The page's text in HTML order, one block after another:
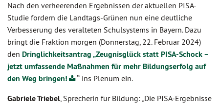
Nach den verheerenden Ergebnissen der aktuellen PISA-
Studie fordern die Landtags-Grünen nun eine deutliche
Verbesserung des veralteten Schulsystems in Bayern. Dazu
bringt die Fraktion morgen (Donnerstag, 22. Februar 2024)
den Dringlichkeitsantrag „Zeugnisglück statt PISA-Schock –
jetzt umfassende Maßnahmen für mehr Bildungserfolg auf
den Weg bringen!
“ ins Plenum ein.
Gabriele Triebel, Sprecherin für Bildung: „Die PISA-Ergebnisse